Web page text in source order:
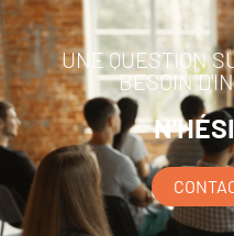
UNE QUESTION
BESOIN